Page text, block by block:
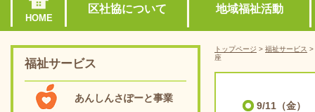
HOME
区社協について 地域福祉活動
福祉サービス
あんしんさぽーと事業
トップページ > 福祉サービス >
座
9/11（金）